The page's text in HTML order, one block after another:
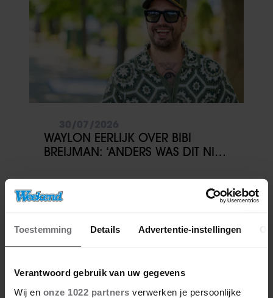
Toestemming Details Advertentie-instellingen
Verantwoord gebruik van uw gegevens
Wij en onze 1022 partners verwerken je persoonlijke
WAYLON EERLIJK OVER BIBI
BREIJMAN: ‘ANDERS WAS DIT NIET